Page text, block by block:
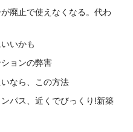
廃止で使えなくなる。代わ
いかも
ョンの弊害
なら、この方法
パス、近くでびっくり!新築